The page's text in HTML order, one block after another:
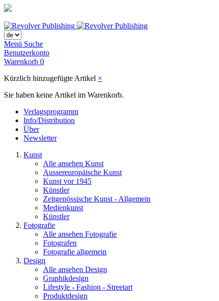
Menü Suche
Benutzerkonto
Warenkorb 0
Kürzlich hinzugefügte Artikel ×
Sie haben keine Artikel im Warenkorb.
Verlagsprogramm
Info/Distribution
Über
Newsletter
Kunst
Alle ansehen Kunst
Aussereuropäische Kunst
Kunst vor 1945
Künstler
Zeitgenössische Kunst - Allgemein
Medienkunst
Künstler
Fotografie
Alle ansehen Fotografie
Fotografen
Fotografie allgemein
Design
Alle ansehen Design
Graphikdesign
Lifestyle - Fashion - Streetart
Produktdesign